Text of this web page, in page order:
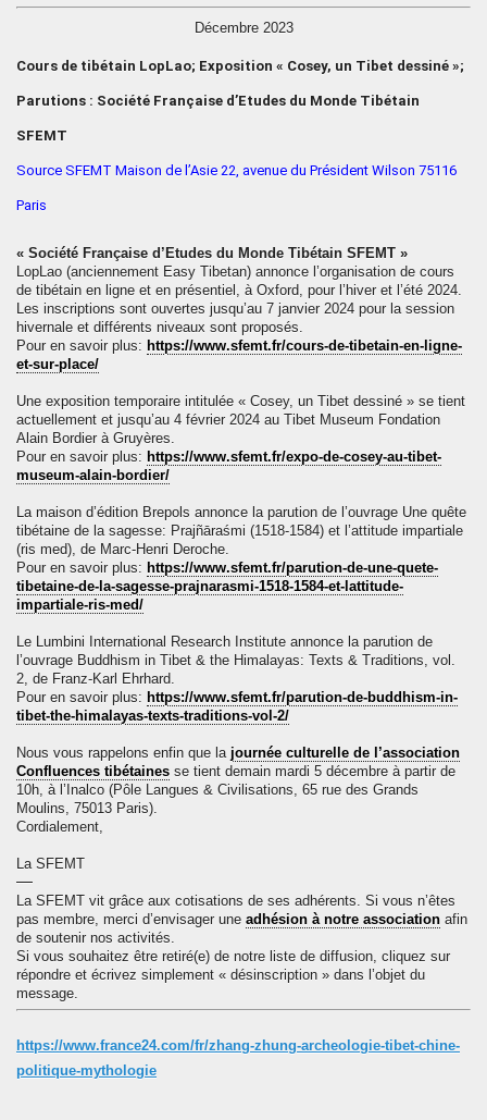
Décembre 2023
Cours de tibétain LopLao; Exposition « Cosey, un Tibet dessiné »;
Parutions : Société Française d’Etudes du Monde Tibétain
SFEMT
Source SFEMT Maison de l’Asie 22, avenue du Président Wilson 75116
Paris
« Société Française d’Etudes du Monde Tibétain SFEMT »
LopLao (anciennement Easy Tibetan) annonce l’organisation de cours
de tibétain en ligne et en présentiel, à Oxford, pour l’hiver et l’été 2024.
Les inscriptions sont ouvertes jusqu’au 7 janvier 2024 pour la session
hivernale et différents niveaux sont proposés.
Pour en savoir plus: https://www.sfemt.fr/cours-de-tibetain-en-ligne-
et-sur-place/
Une exposition temporaire intitulée « Cosey, un Tibet dessiné » se tient
actuellement et jusqu’au 4 février 2024 au Tibet Museum Fondation
Alain Bordier à Gruyères.
Pour en savoir plus: https://www.sfemt.fr/expo-de-cosey-au-tibet-
museum-alain-bordier/
La maison d’édition Brepols annonce la parution de l’ouvrage Une quête
tibétaine de la sagesse: Prajñāraśmi (1518-1584) et l’attitude impartiale
(ris med) , de Marc-Henri Deroche
Pour en savoir plus: https://www.sfemt.fr/parution-de-une-quete-
tibetaine-de-la-sagesse-prajnarasmi-1518-1584-et-lattitude-
impartiale-ris-med/
Le Lumbini International Research Institute annonce la parution de
l’ouvrage Buddhism in Tibet & the Himalayas: Texts & Traditions , vol.
2, de Franz-Karl Ehrhard
Pour en savoir plus: https://www.sfemt.fr/parution-de-buddhism-in-
tibet-the-himalayas-texts-traditions-vol-2/
Nous vous rappelons enfin que la journée culturelle de l’association
Confluences tibétaines se tient demain mardi 5 décembre à partir de
10h , à l’Inalco (Pôle Langues & Civilisations, 65 rue des Grands
Moulins, 75013 Paris).
Cordialement,
La SFEMT
—
La SFEMT vit grâce aux cotisations de ses adhérents. Si vous n’êtes
pas membre, merci d’envisager une adhésion à notre association afin
de soutenir nos activités.
Si vous souhaitez être retiré(e) de notre liste de diffusion, cliquez sur
répondre et écrivez simplement « désinscription » dans l’objet du
message.
https://www.france24.com/fr/zhang-zhung-archeologie-tibet-chine-
politique-mythologie